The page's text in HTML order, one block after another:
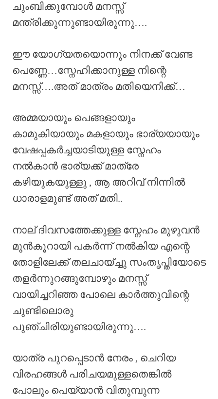
ചുംബിക്കുമ്പോൾ മനസ്സ്‌
മന്ത്രിക്കുന്നുണ്ടായിരുന്നു….
ഈ യോഗ്യതയൊന്നും നിനക്ക് വേണ്ട
പെണ്ണേ…സ്നേഹിക്കാനുള്ള നിന്റെ
മനസ്സ്‌….അത് മാത്രം മതിയെനിക്ക്…
അമ്മയായും പെങ്ങളായും
കാമുകിയായും മകളായും ഭാര്യയായും
വേഷപ്പകർച്ചയാടിയുള്ള സ്നേഹം
നൽകാൻ ഭാര്യക്ക് മാത്രേ
കഴിയുകയുള്ളു , ആ അറിവ് നിന്നിൽ
ധാരാളമുണ്ട് അത് മതി..
നാല് ദിവസത്തേക്കുള്ള സ്നേഹം മുഴുവൻ
മുൻകൂറായി പകർന്ന് നൽകിയ എന്റെ
തോളിലേക്ക് തലചായ്ച്ചു സംതൃപ്തിയോടെ
തളർന്നുറങ്ങുമ്പോഴും മനസ്സ്
വായിച്ചറിഞ്ഞ പോലെ കാർത്തുവിന്റെ
ചുണ്ടിലൊരു
പുഞ്ചിരിയുണ്ടായിരുന്നു….
യാത്ര പുറപ്പെടാൻ നേരം , ചെറിയ
വിരഹങ്ങൾ പരിചയമുള്ളതെങ്കിൽ
പോലും പെയ്യാൻ വിതുമ്പുന്ന